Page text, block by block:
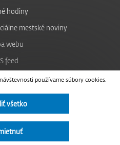
používame súbory cookies.
všetko
hodiny
mestské noviny
webu
feed
cookies
o prístupnosti